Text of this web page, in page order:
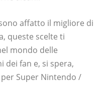
affatto il migliore di
queste scelte ti
mondo delle
dei fan e, si spera,
Super Nintendo /